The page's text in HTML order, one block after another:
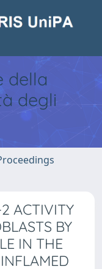
della
degli
ACTIVITY
BY
IN THE